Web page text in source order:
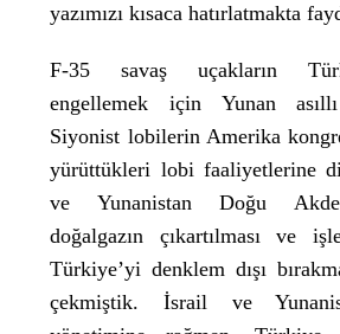
yazımızı kısaca hatırlatmakta
F-35 savaş uçakların
engellemek için Yunan
Siyonist lobilerin Amerika
yürüttükleri lobi faaliyetlerine
ve Yunanistan Doğu
doğalgazın çıkartılması ve
Türkiye’yi denklem dışı
çekmiştik. İsrail ve